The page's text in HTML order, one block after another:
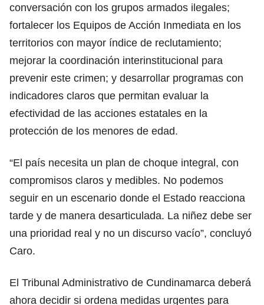
conversación con los grupos armados ilegales;
fortalecer los Equipos de Acción Inmediata en los
territorios con mayor índice de reclutamiento;
mejorar la coordinación interinstitucional para
prevenir este crimen; y desarrollar programas con
indicadores claros que permitan evaluar la
efectividad de las acciones estatales en la
protección de los menores de edad.
“El país necesita un plan de choque integral, con
compromisos claros y medibles. No podemos
seguir en un escenario donde el Estado reacciona
tarde y de manera desarticulada. La niñez debe ser
una prioridad real y no un discurso vacío”, concluyó
Caro.
El Tribunal Administrativo de Cundinamarca deberá
ahora decidir si ordena medidas urgentes para